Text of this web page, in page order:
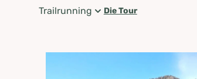
Trailrunning Die Tour